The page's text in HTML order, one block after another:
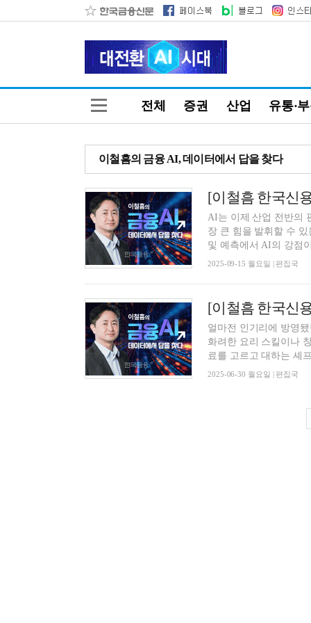
전체 증권 산업 유통·
이철흠의 금융 AI, 데이터에서 답을 찾다
AI는 이제 산업 전반의
장 큰 힘을 발휘할 수
및 예측에서 AI의 강점
2025-09-15 월요일 | 편집국
얼마전 인기리에 방영
화려한 요리 스킬이나
료를 고르고 대하는 셰
2025-06-30 월요일 | 편집국